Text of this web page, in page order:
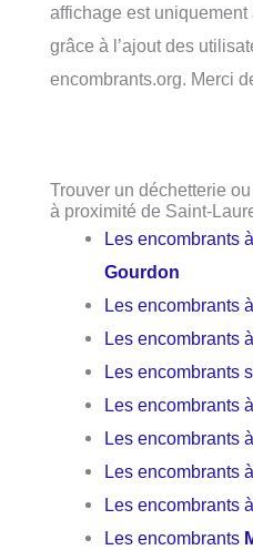
affichage est uniquement
grâce à l’ajout des
encombrants.org. Merci
Trouver un déchetterie
à proximité de Saint-
Les encombrants
Gourdon
Les encombrants à
Les encombrants à
Les encombrants
Les encombrants
Les encombrants
Les encombrants
Les encombrants
Les encombrants